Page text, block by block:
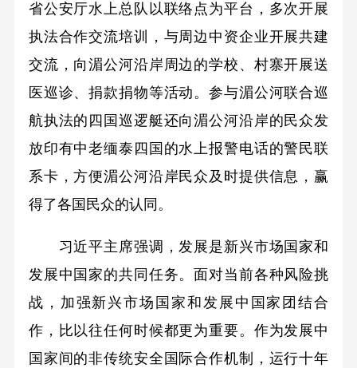
省公安厅水上总队以联络点为平台，多次开展
执法合作交流培训，与周边中资企业开展共建
交流，向湄公河沿岸周边的学校、村寨开展送
医巡诊、捐款捐物等活动。参与湄公河联合巡
航执法的四国巡逻艇还向湄公河沿岸的民众发
放印有中老缅泰四国的水上报警电话的警民联
系卡，方便湄公河沿岸民众及时提供信息，赢
得了各国民众的认同。
习近平主席强调，发展是新兴市场国家和
发展中国家的共同任务。面对当前各种风险挑
战，加强新兴市场国家和发展中国家团结合
作，比以往任何时候都更为重要。作为发展中
国家间的非传统安全国际合作机制，运行十年